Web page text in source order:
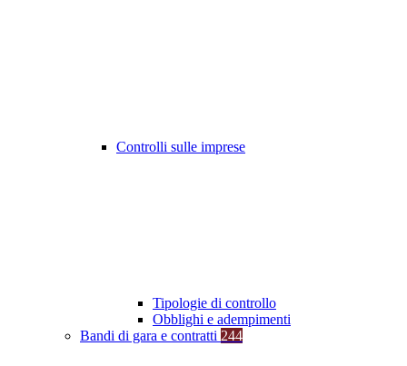
Controlli sulle imprese
Tipologie di controllo
Obblighi e adempimenti
Bandi di gara e contratti 244